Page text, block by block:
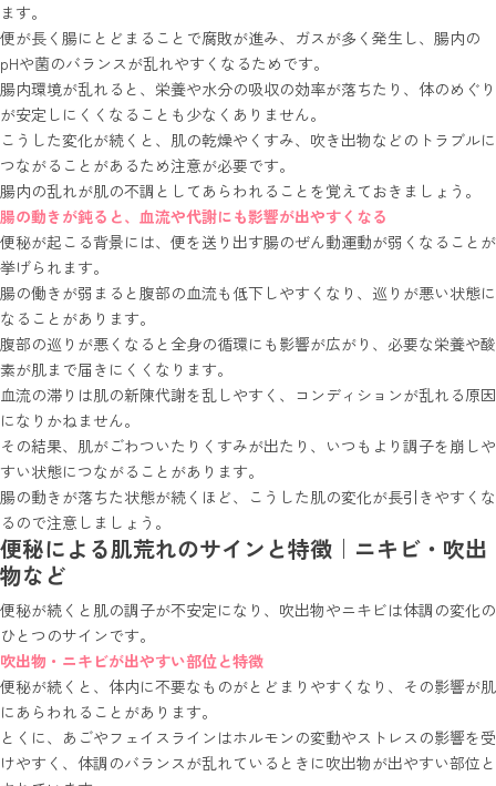
ます。
便が長く腸にとどまることで腐敗が進み、ガスが多く発生し、腸内の
pHや菌のバランスが乱れやすくなるためです。
腸内環境が乱れると、栄養や水分の吸収の効率が落ちたり、体のめぐり
が安定しにくくなることも少なくありません。
こうした変化が続くと、肌の乾燥やくすみ、吹き出物などのトラブルに
つながることがあるため注意が必要です。
腸内の乱れが肌の不調としてあらわれることを覚えておきましょう。
腸の動きが鈍ると、血流や代謝にも影響が出やすくなる
便秘が起こる背景には、便を送り出す腸のぜん動運動が弱くなることが
挙げられます。
腸の働きが弱まると腹部の血流も低下しやすくなり、巡りが悪い状態に
なることがあります。
腹部の巡りが悪くなると全身の循環にも影響が広がり、必要な栄養や酸
素が肌まで届きにくくなります。
血流の滞りは肌の新陳代謝を乱しやすく、コンディションが乱れる原因
になりかねません。
その結果、肌がごわついたりくすみが出たり、いつもより調子を崩しや
すい状態につながることがあります。
腸の動きが落ちた状態が続くほど、こうした肌の変化が長引きやすくな
るので注意しましょう。
便秘による肌荒れのサインと特徴｜ニキビ・吹出
物など
便秘が続くと肌の調子が不安定になり、吹出物やニキビは体調の変化の
ひとつのサインです。
吹出物・ニキビが出やすい部位と特徴
便秘が続くと、体内に不要なものがとどまりやすくなり、その影響が肌
にあらわれることがあります。
とくに、あごやフェイスラインはホルモンの変動やストレスの影響を受
けやすく、体調のバランスが乱れているときに吹出物が出やすい部位と